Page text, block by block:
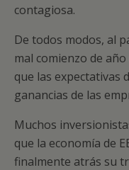
contagiosa.
De todos modos, al
mal comienzo de
que las expectativas
ganancias de las
Muchos
que la economía de
finalmente atrás su